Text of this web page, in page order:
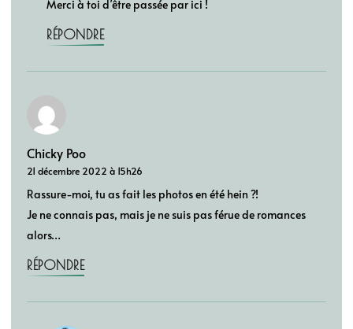
Merci à toi d’être passée par ici !
RÉPONDRE
Chicky Poo
21 décembre 2022 à 15h26
Rassure-moi, tu as fait les photos en été hein ?!
Je ne connais pas, mais je ne suis pas férue de romances
alors…
RÉPONDRE